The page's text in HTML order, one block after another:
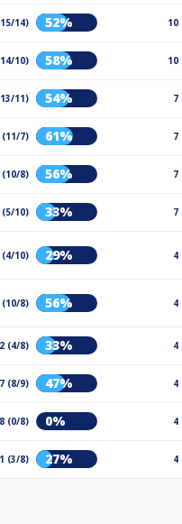
14) 52% 10
10) 58% 10
11) 54% 7
(11/7) 61% 7
(10/8) 56% 7
(5/10) 33% 7
(4/10) 29% 4
(10/8) 56% 4
(4/8) 33% 4
(8/9) 47% 4
8 (0/8) 0% 4
(3/8) 27% 4